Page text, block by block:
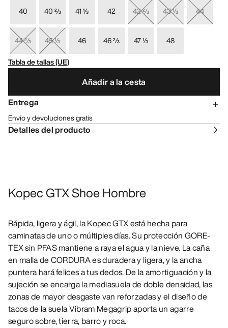
40 40 ⅔ 41 ⅓ 42 42 ⅔ 43 ⅓ 44
44 ⅔ 45 ⅓ 46 46 ⅔ 47 ⅓
48
Tabla de tallas (UE)
Añadir a la cesta
Entrega
Envío y devoluciones gratis
Detalles del producto
Kopec GTX Shoe Hombre
Rápida, ligera y ágil, la Kopec GTX está hecha para
caminatas de uno o múltiples días. Su protección GORE-
TEX sin PFAS mantiene a raya el agua y la nieve. La caña
en malla de CORDURA es duradera y ligera, y la ancha
puntera hará felices a tus dedos. De la amortiguación y la
sujeción se encarga la mediasuela de doble densidad, las
zonas de mayor desgaste van reforzadas y el diseño de
tacos de la suela Vibram Megagrip aporta un agarre
seguro sobre, tierra, barro y roca.